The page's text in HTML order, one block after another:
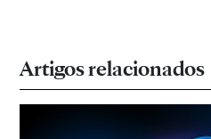
Artigos relacionados